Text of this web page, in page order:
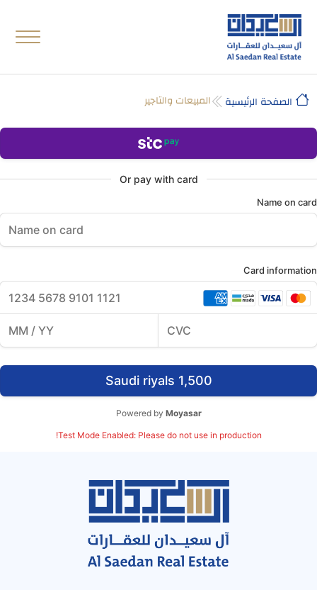
الصفحة الرئيسية المبيعات والتاجير
Or pay with card
Name on card
Card information
1,500 Saudi riyals
Powered by Moyasar
Test Mode Enabled: Please do not use in production!